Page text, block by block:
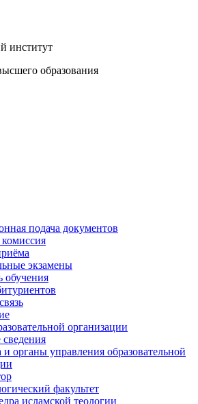
институт
образования
подача документов
экзамены
обучения
организации
и органы управления образовательной
факультет
исламской теологии